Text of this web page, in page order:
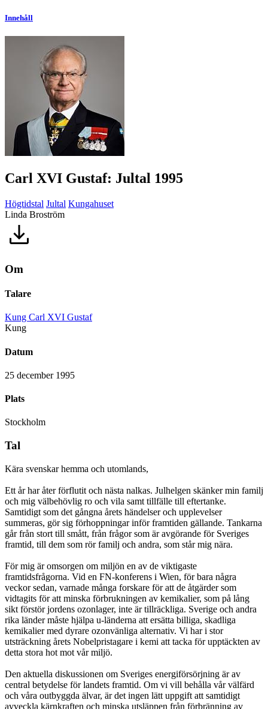
Innehåll
Carl XVI Gustaf: Jultal 1995
Högtidstal Jultal Kungahuset
Linda Broström
Om
Talare
Kung Carl XVI Gustaf
Kung
Datum
25 december 1995
Plats
Stockholm
Tal
Kära svenskar hemma och utomlands,
Ett år har åter förflutit och nästa nalkas. Julhelgen skänker min familj
och mig välbehövlig ro och vila samt tillfälle till eftertanke.
Samtidigt som det gångna årets händelser och upplevelser
summeras, gör sig förhoppningar inför framtiden gällande. Tankarna
går från stort till smått, från frågor som är avgörande för Sveriges
framtid, till dem som rör familj och andra, som står mig nära.
För mig är omsorgen om miljön en av de viktigaste
framtidsfrågorna. Vid en FN-konferens i Wien, för bara några
veckor sedan, varnade många forskare för att de åtgärder som
vidtagits för att minska förbrukningen av kemikalier, som på lång
sikt förstör jordens ozonlager, inte är tillräckliga. Sverige och andra
rika länder måste hjälpa u-länderna att ersätta billiga, skadliga
kemikalier med dyrare ozonvänliga alternativ. Vi har i stor
utsträckning årets Nobelpristagare i kemi att tacka för upptäckten av
detta stora hot mot vår miljö.
Den aktuella diskussionen om Sveriges energiförsörjning är av
central betydelse för landets framtid. Om vi vill behålla vår välfärd
och våra outbyggda älvar, är det ingen lätt uppgift att samtidigt
avveckla kärnkraften och minska utsläppen från förbränning av